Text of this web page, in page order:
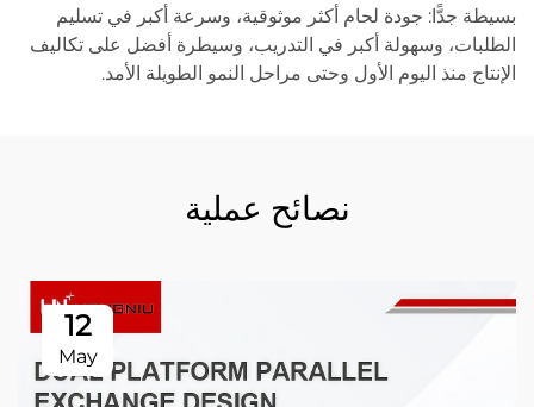
بسيطة جدًّا: جودة لحام أكثر موثوقية، وسرعة أكبر في تسليم
الطلبات، وسهولة أكبر في التدريب، وسيطرة أفضل على تكاليف
الإنتاج منذ اليوم الأول وحتى مراحل النمو الطويلة الأمد.
نصائح عملية
12
May